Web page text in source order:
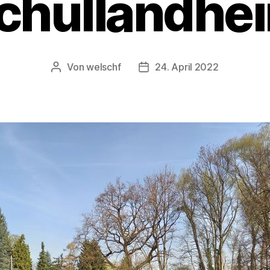
Beitragsautor
Vonwelschf Veröffentlichungsdatum
24. April 2022